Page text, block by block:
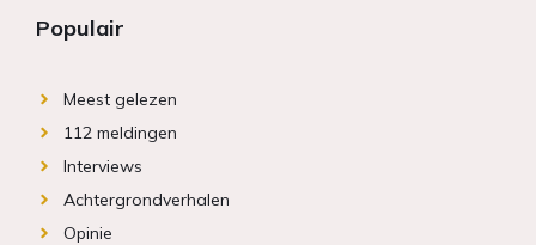
Populair
Meest gelezen
112 meldingen
Interviews
Achtergrondverhalen
Opinie